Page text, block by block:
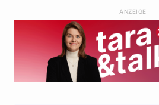
o
r
p
p
ANZEIGE